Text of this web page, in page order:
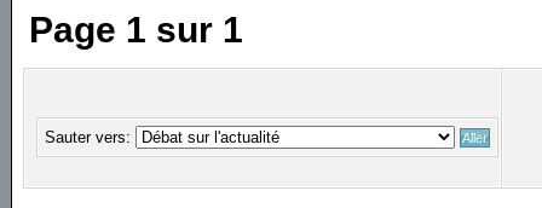
Page 1 sur 1
Sauter vers: